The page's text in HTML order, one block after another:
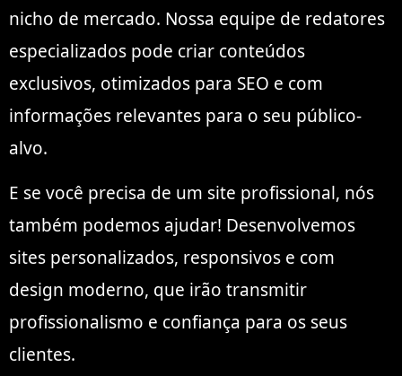
nicho de mercado. Nossa equipe de redatores
especializados pode criar conteúdos
exclusivos, otimizados para SEO e com
informações relevantes para o seu público-
alvo.
E se você precisa de um site profissional, nós
também podemos ajudar! Desenvolvemos
sites personalizados, responsivos e com
design moderno, que irão transmitir
profissionalismo e confiança para os seus
clientes.